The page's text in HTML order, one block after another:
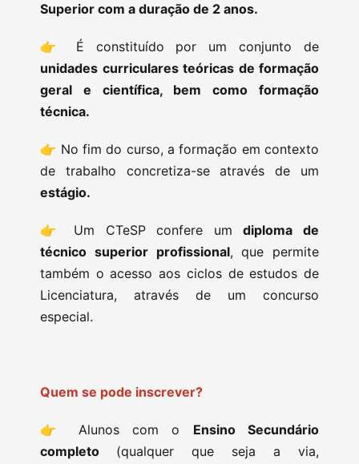
Superior com a duração de 2 anos.
👉 É constituído por um conjunto de
unidades curriculares teóricas de formação
geral e científica, bem como formação
técnica.
👉 No fim do curso, a formação em contexto
de trabalho concretiza-se através de um
estágio.
👉 Um CTeSP confere umdiploma de
técnico superior profissional, que permite
também o acesso aos ciclos de estudos de
Licenciatura, através de um concurso
especial.
Quem se pode inscrever?
👉 Alunos com o Ensino Secundário
completo (qualquer que seja a via,